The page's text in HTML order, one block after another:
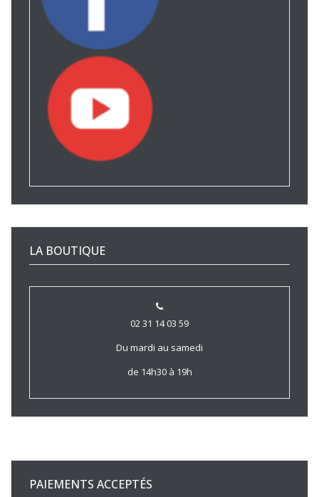
LA BOUTIQUE
02 31 14 03 59
Du mardi au samedi
de 14h30 à 19h
PAIEMENTS ACCEPTÉS